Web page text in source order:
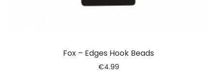
Fox – Edges Hook Beads
€4.99